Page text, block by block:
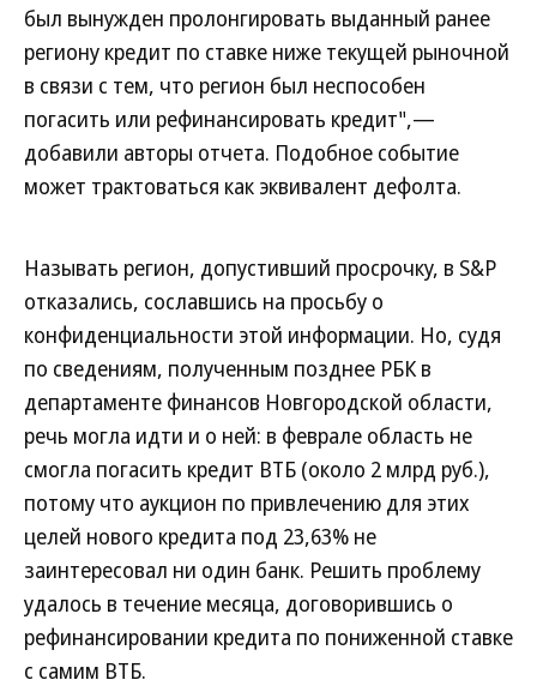
был вынужден пролонгировать выданный ранее
региону кредит по ставке ниже текущей рыночной
в связи с тем, что регион был неспособен
погасить или рефинансировать кредит",—
добавили авторы отчета. Подобное событие
может трактоваться как эквивалент дефолта.
Называть регион, допустивший просрочку, в S&P
отказались, сославшись на просьбу о
конфиденциальности этой информации. Но, судя
по сведениям, полученным позднее РБК в
департаменте финансов Новгородской области,
речь могла идти и о ней: в феврале область не
смогла погасить кредит ВТБ (около 2 млрд руб.),
потому что аукцион по привлечению для этих
целей нового кредита под 23,63% не
заинтересовал ни один банк. Решить проблему
удалось в течение месяца, договорившись о
рефинансировании кредита по пониженной ставке
с самим ВТБ.